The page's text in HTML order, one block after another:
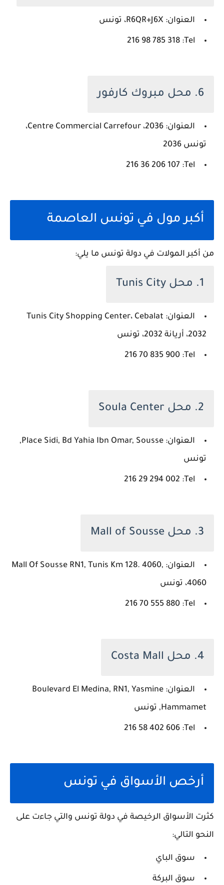
العنوان: R6QR+J6X، تونس
Tel: ‏‪216 98 785 318‬‏
6. محل مبروك كارفور
العنوان: 2036، Centre Commercial Carrefour،
تونس 2036
Tel: ‏‪216 36 206 107‬‏
أكبر مول في تونس العاصمة
من أكبر المولات في دولة تونس ما يلي:
1. محل Tunis City
العنوان: Tunis City Shopping Center، Cebalat
2032، أريانة 2032، تونس
Tel: ‏‪216 70 835 900‬‏
2. محل Soula Center
العنوان: Place Sidi, Bd Yahia Ibn Omar, Sousse,
تونس
Tel: ‏‪216 29 294 002‬‏
3. محل Mall of Sousse
العنوان: Mall Of Sousse RN1, Tunis Km 128. 4060,
4060، تونس
Tel: ‏‪216 70 555 880‬‏
4. محل Costa Mall
العنوان: Boulevard El Medina, RN1, Yasmine
Hammamet, تونس
Tel: ‏‪216 58 402 606‬‏
أرخص الأسواق في تونس
كثرت الأسواق الرخيصة في دولة تونس والتي جاءت على
النحو التالي:
سوق الباي
سوق البركة